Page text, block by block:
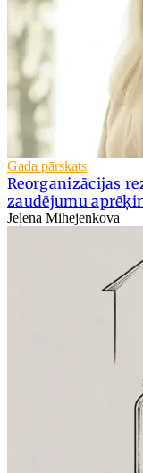
Gada pārskats
Reorganizācijas
zaudējumu
Jeļena Mihejenkova